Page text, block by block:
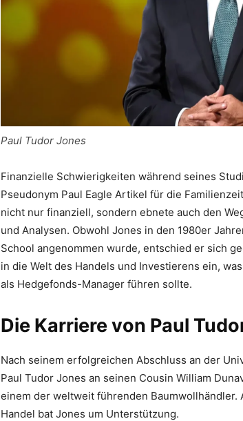
Paul Tudor Jones
Finanzielle Schwierigkeiten während seines
Pseudonym Paul Eagle Artikel für die
nicht nur finanziell, sondern ebnete auch den
und Analysen. Obwohl Jones in den 1980er
School angenommen wurde, entschied er sich
in die Welt des Handels und Investierens ein,
als Hedgefonds-Manager führen sollte.
Die Karriere von Paul
Nach seinem erfolgreichen Abschluss an der
Paul Tudor Jones an seinen Cousin William
einem der weltweit führenden
Handel bat Jones um Unterstützung.